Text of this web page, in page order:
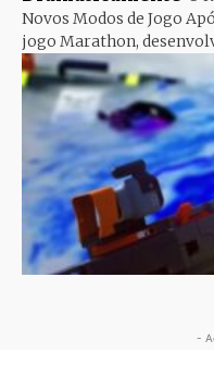
Novos Modos de Jogo
jogo Marathon,
-